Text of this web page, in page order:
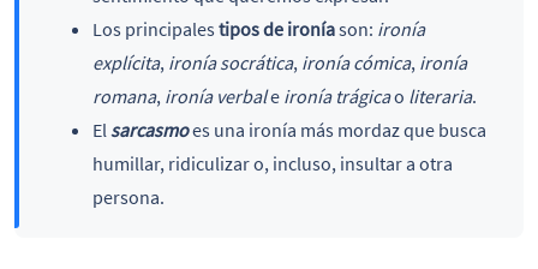
Los principales tipos de ironíason: ironía
explícita, ironía socrática, ironía cómica, ironía
romana, ironía verbale ironía trágicao literaria.
El sarcasmoes una ironía más mordaz que busca
humillar, ridiculizar o, incluso, insultar a otra
persona.